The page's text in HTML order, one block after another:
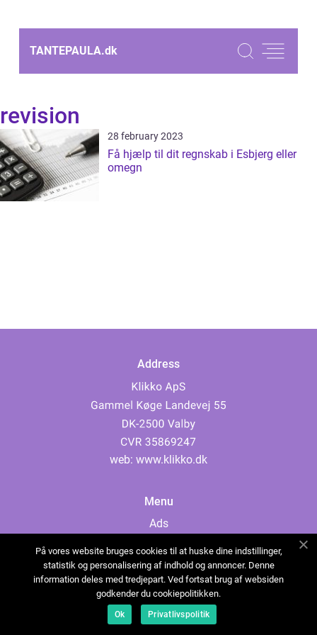
TANTEPAULA.dk
revision
28 february 2023
Få hjælp til dit regnskab i Esbjerg eller
omegn
Address
web: www.klikko.dk
Menu
Ads
Cookies
Contact
Sitemap
På vores website bruges cookies til at huske dine indstillinger,
statistik og personalisering af indhold og annoncer. Denne
information deles med tredjepart. Ved fortsat brug af websiden
godkender du cookiepolitikken.
Ok Privatlivspolitik